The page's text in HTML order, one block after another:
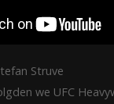
Struve
we UFC